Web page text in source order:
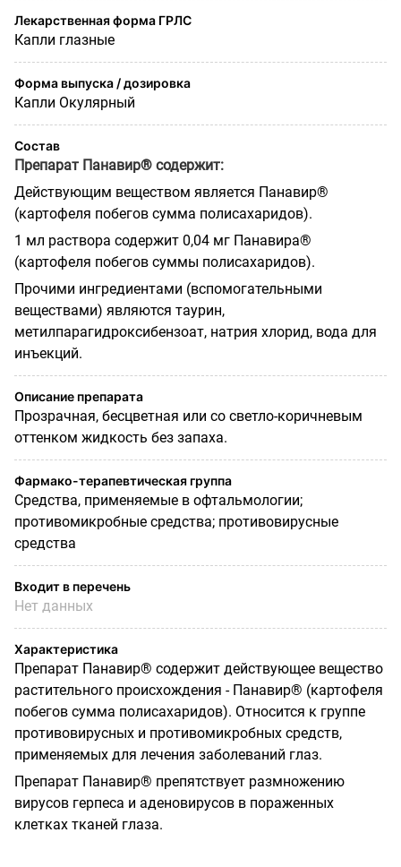
Лекарственная форма ГРЛС
Капли глазные
Форма выпуска / дозировка
Капли Окулярный
Состав
Препарат Панавир® содержит:
Действующим веществом является Панавир®
(картофеля побегов сумма полисахаридов).
1 мл раствора содержит 0,04 мг Панавира®
(картофеля побегов суммы полисахаридов).
Прочими ингредиентами (вспомогательными
веществами) являются таурин,
метилпарагидроксибензоат, натрия хлорид, вода для
инъекций.
Описание препарата
Прозрачная, бесцветная или со светло-коричневым
оттенком жидкость без запаха.
Фармако-терапевтическая группа
Средства, применяемые в офтальмологии;
противомикробные средства; противовирусные
средства
Входит в перечень
Нет данных
Характеристика
Препарат Панавир® содержит действующее вещество
растительного происхождения - Панавир® (картофеля
побегов сумма полисахаридов). Относится к группе
противовирусных и противомикробных средств,
применяемых для лечения заболеваний глаз.
Препарат Панавир® препятствует размножению
вирусов герпеса и аденовирусов в пораженных
клетках тканей глаза.